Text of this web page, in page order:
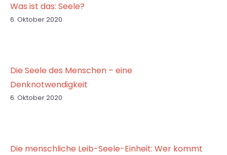
Was ist das: Seele?
6. Oktober 2020
Die Seele des Menschen – eine
Denknotwendigkeit
6. Oktober 2020
Die menschliche Leib-Seele-Einheit: Wer kommt